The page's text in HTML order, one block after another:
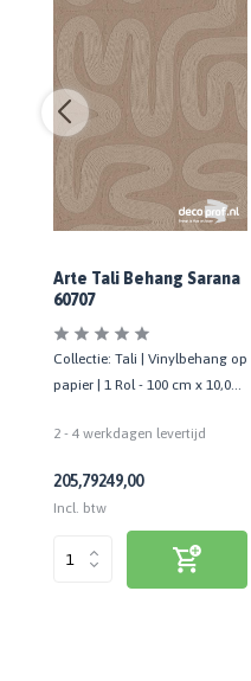
Arte Tali Behang Sarana
60707
Collectie: Tali | Vinylbehang op
papier | 1 Rol - 100 cm x 10,05
2 - 4 werkdagen levertijd
205,79249,00
Incl. btw